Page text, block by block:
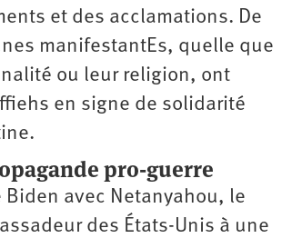
et des acclamations. De
manifestantEs, quelle que
ou leur religion, ont
en signe de solidarité
pro-guerre
Biden avec Netanyahou, le
des États-Unis à une